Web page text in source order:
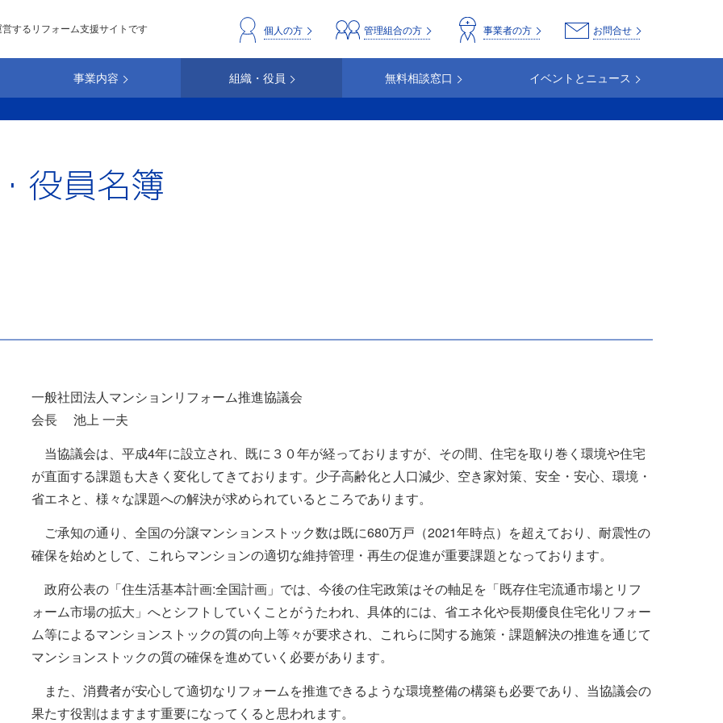
するリフォーム支援サイトです header_repco お問合せ
事業者の方
管理組合の方
個人の方
事業内容 組織・役員 無料相談窓口 イベントとニュース
役員名簿
一般社団法人マンションリフォーム推進協議会
会長 池上 一夫
当協議会は、平成4年に設立され、既に３０年が経っておりますが、その間、住宅を取り巻く環境や住宅
が直面する課題も大きく変化してきております。少子高齢化と人口減少、空き家対策、安全・安心、環境・
省エネと、様々な課題への解決が求められているところであります。
ご承知の通り、全国の分譲マンションストック数は既に680万戸（2021年時点）を超えており、耐震性の
確保を始めとして、これらマンションの適切な維持管理・再生の促進が重要課題となっております。
政府公表の「住生活基本計画:全国計画」では、今後の住宅政策はその軸足を「既存住宅流通市場とリフ
ォーム市場の拡大」へとシフトしていくことがうたわれ、具体的には、省エネ化や長期優良住宅化リフォー
ム等によるマンションストックの質の向上等々が要求され、これらに関する施策・課題解決の推進を通じて
マンションストックの質の確保を進めていく必要があります。
また、消費者が安心して適切なリフォームを推進できるような環境整備の構築も必要であり、当協議会の
果たす役割はますます重要になってくると思われます。